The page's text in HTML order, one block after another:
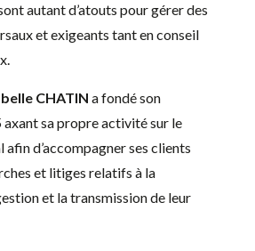
autant d’atouts pour gérer des
et exigeants tant en conseil
CHATIN a fondé son
sa propre activité sur le
d’accompagner ses clients
et litiges relatifs à la
et la transmission de leur